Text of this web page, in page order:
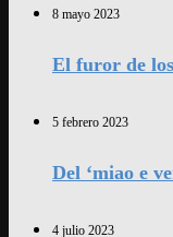
8 mayo 2023
El furor de
5 febrero 2023
Del ‘miao e
4 julio 2023